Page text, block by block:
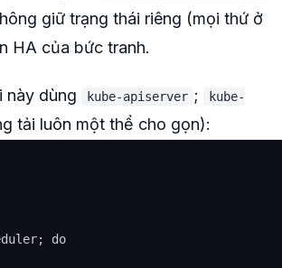
giữ trạng thái riêng (mọi thứ ở
HA của bức tranh.
này dùng
kube-apiserver ;
kube-
tải luôn một thể cho gọn):
do